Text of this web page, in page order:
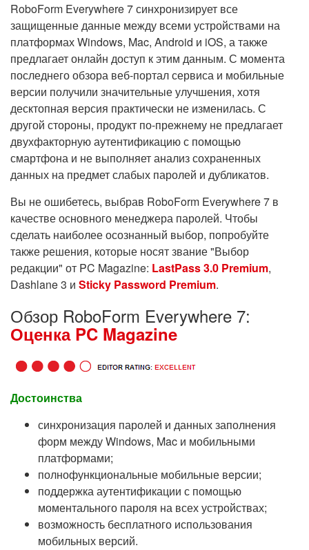
RoboForm Everywhere 7 синхронизирует все
защищенные данные между всеми устройствами на
платформах Windows, Mac, Android и iOS, а также
предлагает онлайн доступ к этим данным. С момента
последнего обзора веб-портал сервиса и мобильные
версии получили значительные улучшения, хотя
десктопная версия практически не изменилась. С
другой стороны, продукт по-прежнему не предлагает
двухфакторную аутентификацию с помощью
смартфона и не выполняет анализ сохраненных
данных на предмет слабых паролей и дубликатов.
Вы не ошибетесь, выбрав RoboForm Everywhere 7 в
качестве основного менеджера паролей. Чтобы
сделать наиболее осознанный выбор, попробуйте
также решения, которые носят звание "Выбор
редакции" от PC Magazine: LastPass 3.0 Premium,
Dashlane 3 и Sticky Password Premium.
Обзор RoboForm Everywhere 7:
Оценка PC Magazine
Достоинства
синхронизация паролей и данных заполнения
форм между Windows, Mac и мобильными
платформами;
полнофункциональные мобильные версии;
поддержка аутентификации с помощью
моментального пароля на всех устройствах;
возможность бесплатного использования
мобильных версий.